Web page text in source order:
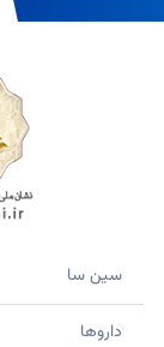
سین سا
داروها